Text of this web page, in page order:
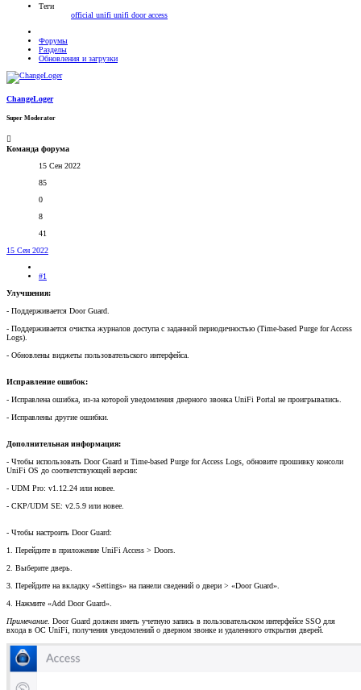
Теги
official unifi unifi door access
Форумы
Разделы
Обновления и загрузки
ChangeLoger
Super Moderator
Команда форума
15 Сен 2022
85
0
8
41
15 Сен 2022
#1
Улучшения:
- Поддерживается Door Guard.
- Поддерживается очистка журналов доступа с заданной периодичностью (Time-based Purge for Access
Logs).
- Обновлены виджеты пользовательского интерфейса.
Исправление ошибок:
- Исправлена ошибка, из-за которой уведомления дверного звонка UniFi Portal не проигрывались.
- Исправлены другие ошибки.
Дополнительная информация:
- Чтобы использовать Door Guard и Time-based Purge for Access Logs, обновите прошивку консоли
UniFi OS до соответствующей версии:
- UDM Pro: v1.12.24 или новее.
- CKP/UDM SE: v2.5.9 или новее.
- Чтобы настроить Door Guard:
1. Перейдите в приложение UniFi Access > Doors.
2. Выберите дверь.
3. Перейдите на вкладку «Settings» на панели сведений о двери > «Door Guard».
4. Нажмите «Add Door Guard».
Примечание. Door Guard должен иметь учетную запись в пользовательском интерфейсе SSO для
входа в ОС UniFi, получения уведомлений о дверном звонке и удаленного открытия дверей.